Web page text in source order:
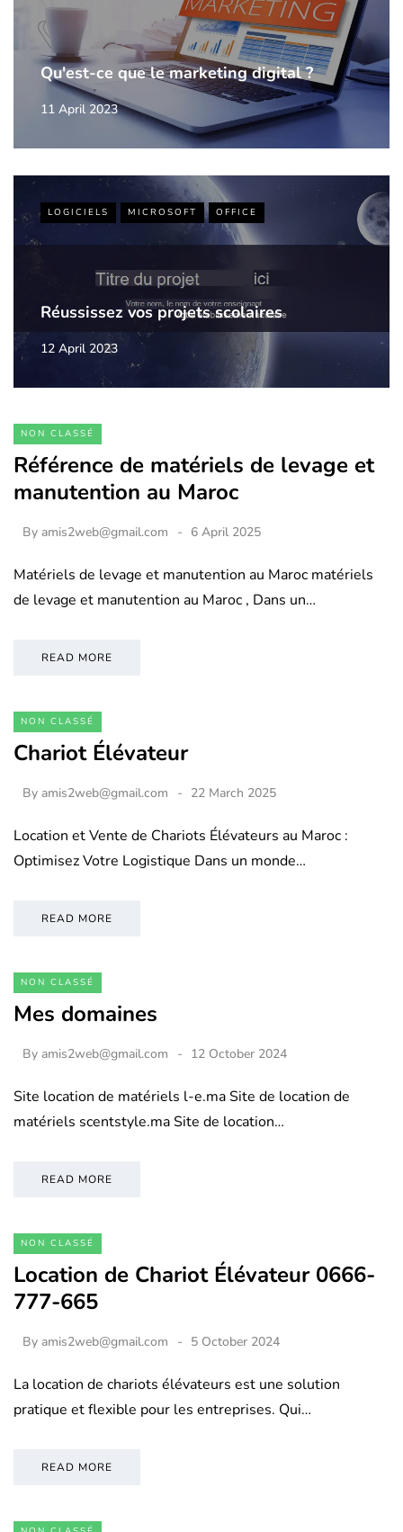
Qu'est-ce que le marketing digital ?
11 April 2023
LOGICIELS MICROSOFT OFFICE
Réussissez vos projets scolaires
12 April 2023
NON CLASSÉ
Référence de matériels de levage et
manutention au Maroc
By amis2web@gmail.com 6 April 2025
Matériels de levage et manutention au Maroc matériels
de levage et manutention au Maroc , Dans un…
READ MORE
NON CLASSÉ
Chariot Élévateur
By amis2web@gmail.com 22 March 2025
Location et Vente de Chariots Élévateurs au Maroc :
Optimisez Votre Logistique Dans un monde…
READ MORE
NON CLASSÉ
Mes domaines
By amis2web@gmail.com 12 October 2024
Site location de matériels l-e.ma Site de location de
matériels scentstyle.ma Site de location…
READ MORE
NON CLASSÉ
Location de Chariot Élévateur 0666-
777-665
By amis2web@gmail.com 5 October 2024
La location de chariots élévateurs est une solution
pratique et flexible pour les entreprises. Qui…
READ MORE